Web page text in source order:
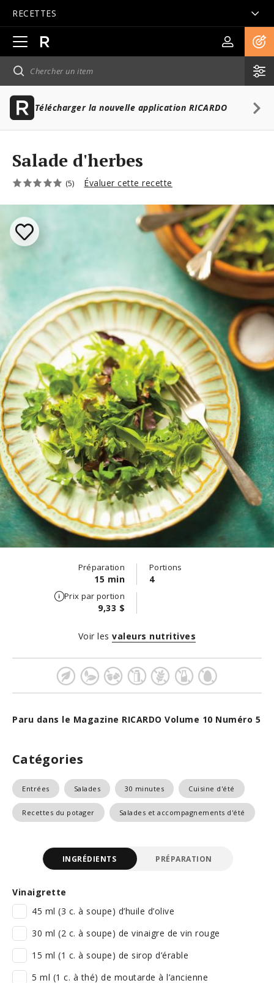
RECETTES
Ouvrir
la
navigation
principale
Télécharger la nouvelle application RICARDO
Salade d'herbes
(5) Évaluer cette recette
Préparation
15 min
Portions
4
Prix par portion
9,33 $
Paru dans le Magazine RICARDO Volume 10 Numéro 5
Voir les valeurs nutritives
Catégories
Entrées Salades 30 minutes Cuisine d'été
Recettes du potager Salades et accompagnements d'été
INGRÉDIENTS PRÉPARATION
Vinaigrette
45 ml (3 c. à soupe) d’huile d’olive
30 ml (2 c. à soupe) de vinaigre de vin rouge
15 ml (1 c. à soupe) de sirop d’érable
5 ml (1 c. à thé) de moutarde à l’ancienne